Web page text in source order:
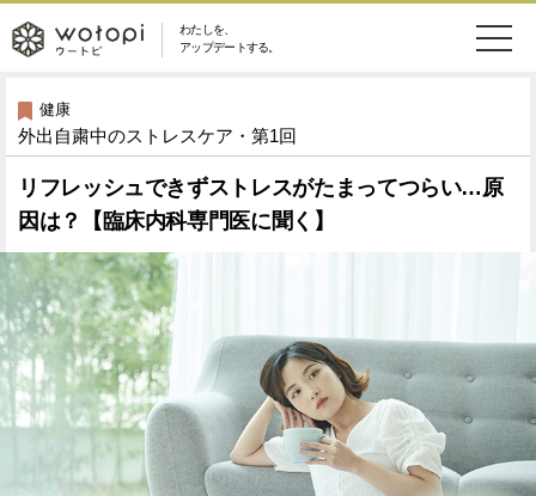
わたしを、
アップデートする。
wotopi
-
ウ
ー
ト
ピ
メ
ニ
ュ
ー
美容・コスメ 妊娠・出産
健康
ライフスタイル
ソーシャル SDGs
アイテム
検
健康
外出自粛中のストレスケア・第1回
リフレッシュできずストレスがたまってつらい…原
因は？【臨床内科専門医に聞く】